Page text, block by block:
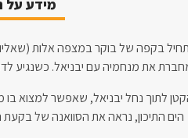
מידע על
בקפה של בוקר במצפה אלות
את מנחמיה עם יבניאל.
לתוך נחל יבניאל, שאפשר למצוא בו
הים התיכון, נראה את הסוואנה של בקעת